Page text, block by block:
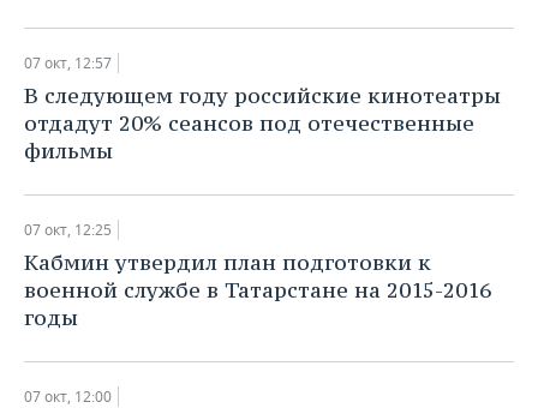
07 окт, 12:57
В следующем году российские кинотеатры
отдадут 20% сеансов под отечественные
фильмы
07 окт, 12:25
Кабмин утвердил план подготовки к
военной службе в Татарстане на 2015-2016
годы
07 окт, 12:00